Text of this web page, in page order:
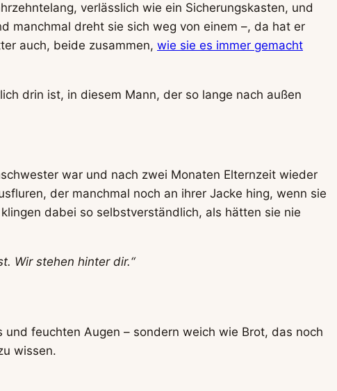
verlässlich wie ein Sicherungskasten, und
manchmal dreht sie sich weg von einem –, da hat er
auch, beide zusammen, wie sie es immer gemacht
drin ist, in diesem Mann, der so lange nach außen
war und nach zwei Monaten Elternzeit wieder
der manchmal noch an ihrer Jacke hing, wenn sie
dabei so selbstverständlich, als hätten sie nie
Wir stehen hinter dir.“
feuchten Augen – sondern weich wie Brot, das noch
wissen.